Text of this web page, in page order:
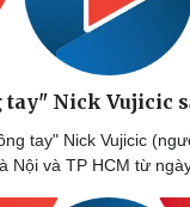
ngon
Đời
Nhà
Blog
Nick Vujicic
tay" Nick Vujicic
Nội và TP HCM từ